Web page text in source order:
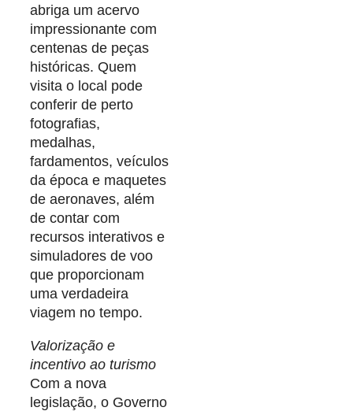
abriga um acervo
impressionante com
centenas de peças
históricas. Quem
visita o local pode
conferir de perto
fotografias,
medalhas,
fardamentos, veículos
da época e maquetes
de aeronaves, além
de contar com
recursos interativos e
simuladores de voo
que proporcionam
uma verdadeira
viagem no tempo.
Valorização e
incentivo ao turismo
Com a nova
legislação, o Governo